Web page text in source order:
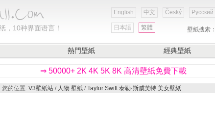
，10种界面语言！
English 中文 Český Русский
日本語 繁體 壁紙搜索：
熱門壁紙 經典壁紙
⇒ 50000+ 2K 4K 5K 8K 高清壁紙免費下載
您的位置: V3壁紙站 / 人物 壁紙 /Taylor Swift 泰勒·斯威芙特 美女壁紙